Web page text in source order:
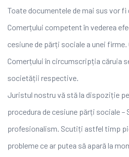
Toate documentele de mai sus vor fi
Comerțului competent în vederea
cesiune de părți sociale a unei
Comerțului în circumscripția căruia
societății respective.
Juristul nostru vă stă la dispoziție
procedura de cesiune părți sociale –
profesionalism. Scutiți astfel timp
probleme ce ar putea să apară la